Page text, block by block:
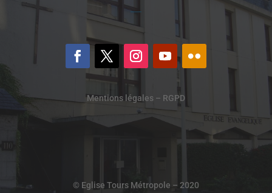
Mentions légales – RGPD
© Eglise Tours Métropole – 2020